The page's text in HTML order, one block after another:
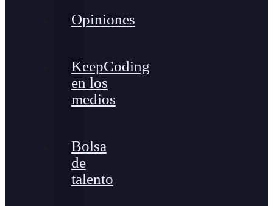
Opiniones
KeepCoding
en los
medios
Bolsa
de
talento